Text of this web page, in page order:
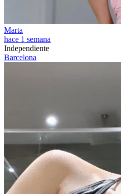
Marta
hace 1 semana
Independiente
Barcelona